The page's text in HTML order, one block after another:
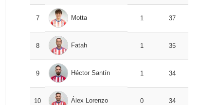
7 Motta 1 37
8 Fatah 1 35
9 Héctor Santín 1 34
10 Álex Lorenzo 0 34